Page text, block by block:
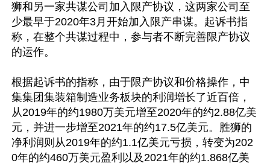
狮和另一家共谋公司加入限产协议，这两家公司至
少最早于2020年3月开始加入限产串谋。起诉书指
称，在整个共谋过程中，参与者不断完善限产协议
的运作。
根据起诉书的指称，由于限产协议和价格操作，中
集集团集装箱制造业务板块的利润增长了近百倍，
从2019年的约1980万美元增至2020年的约2.88亿美
元，并进一步增至2021年的约17.5亿美元。胜狮的
净利润则从2019年的约1.1亿美元亏损，转变为202
0年的约460万美元盈利以及2021年的约1.868亿美